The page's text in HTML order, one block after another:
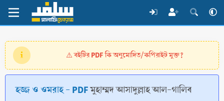
⚠️বইটির PDF কি অনুমোদিত/কপিরাইট মুক্ত?
হজ্জ ও ওমরাহ - PDFমুহাম্মদ আসাদুল্লাহ আল-গালিব